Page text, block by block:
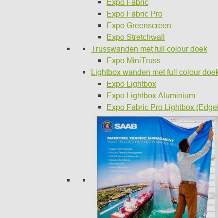
Expo Fabric
Expo Fabric Pro
Expo Greenscreen
Expo Stretchwall
Trusswanden met full colour doek
Expo MiniTruss
Lightbox wanden met full colour
Expo Lightbox
Expo Lightbox Aluminium
Expo Fabric Pro Lightbox